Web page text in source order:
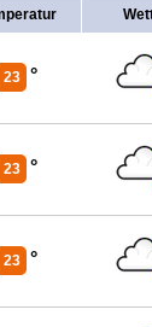
23 °
23 °
23 °